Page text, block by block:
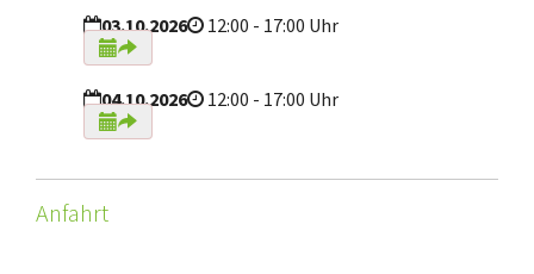
03.10.2026 12:00 - 17:00 Uhr
04.10.2026 12:00 - 17:00 Uhr
Anfahrt